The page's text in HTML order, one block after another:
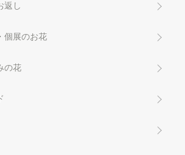
返し
個展のお花
の花